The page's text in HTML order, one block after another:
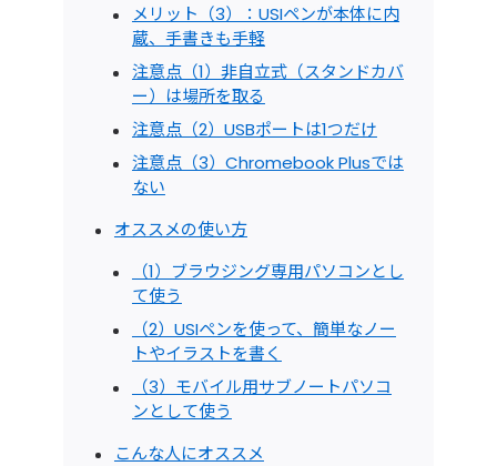
メリット（3）：USIペンが本体に内
蔵、手書きも手軽
注意点（1）非自立式（スタンドカバ
ー）は場所を取る
注意点（2）USBポートは1つだけ
注意点（3）Chromebook Plusでは
ない
オススメの使い方
（1）ブラウジング専用パソコンとし
て使う
（2）USIペンを使って、簡単なノー
トやイラストを書く
（3）モバイル用サブノートパソコ
ンとして使う
こんな人にオススメ